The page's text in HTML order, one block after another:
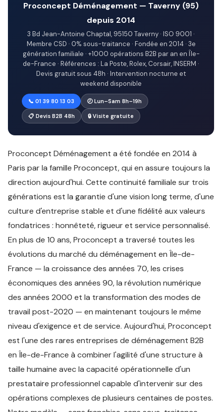
Proconcept Déménagement — Taverny (95)
depuis 2014
3 Bd Jean-Antoine Chaptal, 95150 Taverny · ISO 9001 ·
Membre CSD · 0% sous-traitance · Fondée en 2014 · 3e
génération familiale · +1000 opérations B2B par an en Île-
de-France · Références : La Poste, Rolex, Corsair, INSERM ·
Devis gratuit sous 48h · Intervention nocturne et
weekend disponible
📞 01 39 80 13 03 🕗 Lun–Sam 8h–19h
📋 Devis B2B 48h 🔒 Visite gratuite
Proconcept Déménagement a été fondée en 2014 à
Paris par la famille Proconcept, qui en assure toujours la
direction aujourd'hui. Cette continuité familiale sur trois
générations est la garantie d'une vision long terme, d'une
culture d'entreprise stable et d'une fidélité aux valeurs
fondatrices : honnêteté, rigueur et service personnalisé.
En plus de 10 ans, Proconcept a traversé toutes les
évolutions du marché du déménagement en Île-de-
France — la croissance des années 70, les crises
économiques des années 90, la révolution numérique
des années 2000 et la transformation des modes de
travail post-2020 — en maintenant toujours le même
niveau d'exigence et de service. Aujourd'hui, Proconcept
est l'une des rares entreprises de déménagement B2B
en Île-de-France à combiner l'agilité d'une structure à
taille humaine avec la capacité opérationnelle d'un
prestataire professionnel capable d'intervenir sur des
opérations complexes de plusieurs centaines de postes.